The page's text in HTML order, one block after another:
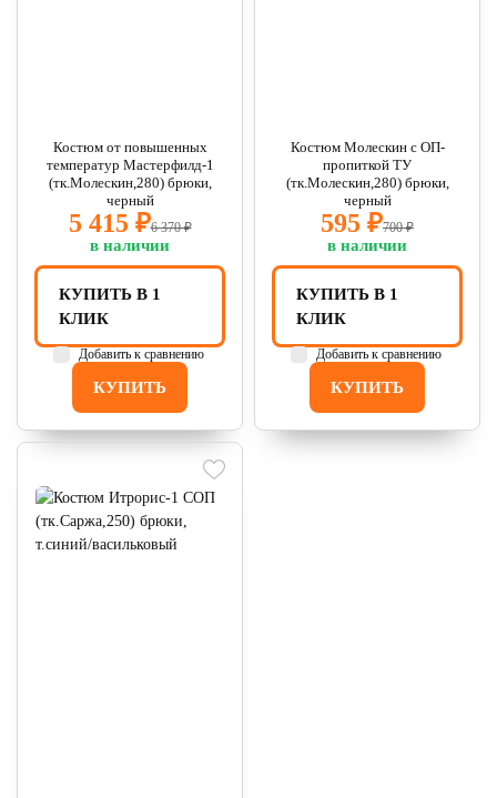
Костюм от повышенных
температур Мастерфилд-1
(тк.Молескин,280) брюки,
черный
5 415 ₽6 370 ₽
в наличии
КУПИТЬ
КУПИТЬ В 1
КЛИК
Добавить к сравнению
Костюм Молескин с ОП-
пропиткой ТУ
(тк.Молескин,280) брюки,
черный
595 ₽700 ₽
в наличии
КУПИТЬ
КУПИТЬ В 1
КЛИК
Добавить к сравнению